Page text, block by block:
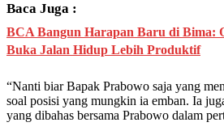
Baca Juga :
BCA Bangun Harapan Baru di Bima:
Buka Jalan Hidup Lebih Produktif
“Nanti biar Bapak Prabowo saja yang
soal posisi yang mungkin ia emban. Ia
yang dibahas bersama Prabowo dalam